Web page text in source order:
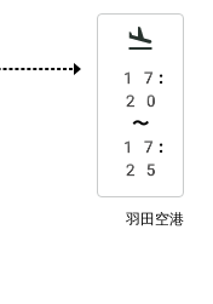
17:
20
〜
17:
25
羽田空港